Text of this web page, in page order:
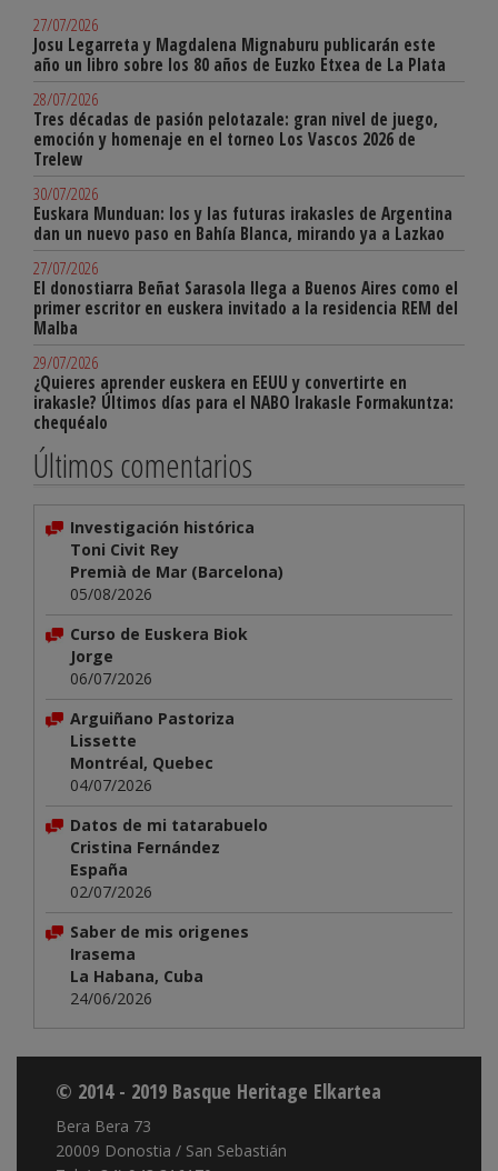
27/07/2026
Josu Legarreta y Magdalena Mignaburu publicarán este
año un libro sobre los 80 años de Euzko Etxea de La Plata
28/07/2026
Tres décadas de pasión pelotazale: gran nivel de juego,
emoción y homenaje en el torneo Los Vascos 2026 de
Trelew
30/07/2026
Euskara Munduan: los y las futuras irakasles de Argentina
dan un nuevo paso en Bahía Blanca, mirando ya a Lazkao
27/07/2026
El donostiarra Beñat Sarasola llega a Buenos Aires como el
primer escritor en euskera invitado a la residencia REM del
Malba
29/07/2026
¿Quieres aprender euskera en EEUU y convertirte en
irakasle? Últimos días para el NABO Irakasle Formakuntza:
chequéalo
Últimos comentarios
Investigación histórica
Toni Civit Rey
Premià de Mar (Barcelona)
05/08/2026
Curso de Euskera Biok
Jorge
06/07/2026
Arguiñano Pastoriza
Lissette
Montréal, Quebec
04/07/2026
Datos de mi tatarabuelo
Cristina Fernández
España
02/07/2026
Saber de mis origenes
Irasema
La Habana, Cuba
24/06/2026
© 2014 - 2019 Basque Heritage Elkartea
Bera Bera 73
20009 Donostia / San Sebastián